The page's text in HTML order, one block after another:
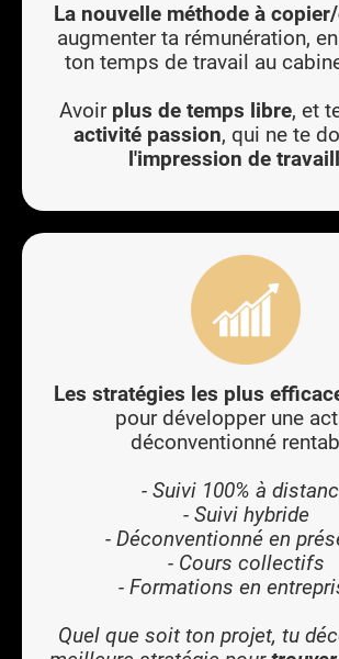
La nouvelle méthode à
augmenter ta rémunération,
ton temps de travail au
Avoir plus de temps libre, et
activité passion, qui ne te
l'impression de
Les stratégies les plus
pour développer une
déconventionné
- Suivi 100% à
- Suivi hybride
- Déconventionné en
- Cours collectifs
- Formations en
Quel que soit ton projet, tu